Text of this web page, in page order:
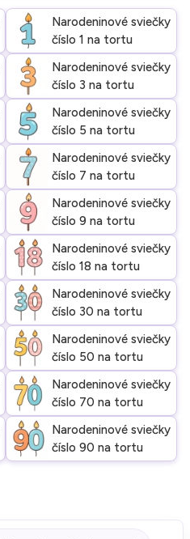
Narodeninové sviečky
číslo 1 na tortu
Narodeninové sviečky
číslo 3 na tortu
Narodeninové sviečky
číslo 5 na tortu
Narodeninové sviečky
číslo 7 na tortu
Narodeninové sviečky
číslo 9 na tortu
Narodeninové sviečky
číslo 18 na tortu
Narodeninové sviečky
číslo 30 na tortu
Narodeninové sviečky
číslo 50 na tortu
Narodeninové sviečky
číslo 70 na tortu
Narodeninové sviečky
číslo 90 na tortu